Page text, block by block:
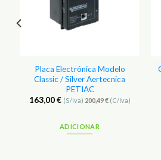
Placa Electrónica Modelo
Classic / Silver Aertecnica
PETIAC
163,00€ (S/Iva) 200,49€(C/Iva)
ADICIONAR